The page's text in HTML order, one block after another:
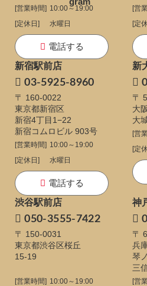
[営業時間] 10:00～19:00
[定休日]
水曜日
電話する
[営
[定
新宿駅前店
03-5925-8960
〒 160-0022
東京都新宿区
新宿4丁目1−22
新宿コムロビル 903号
[営業時間] 10:00～19:00
[定休日]
水曜日
電話する
新
〒
大
大
[営
[定
渋谷駅前店
050-3555-7422
〒 150-0031
東京都渋谷区桜丘
15-19
[営業時間] 10:00～19:00
神
〒
兵
琴
三
[営